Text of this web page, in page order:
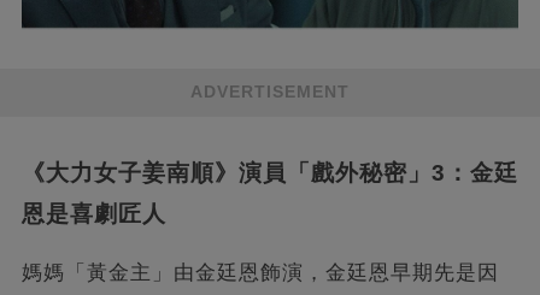
ADVERTISEMENT
《大力女子姜南順》演員「戲外秘密」3：金廷
恩是喜劇匠人
媽媽「黃金主」由金廷恩飾演，金廷恩早期先是因